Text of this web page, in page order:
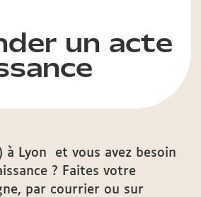
un acte
à Lyon et vous avez besoin
? Faites votre
par courrier ou sur